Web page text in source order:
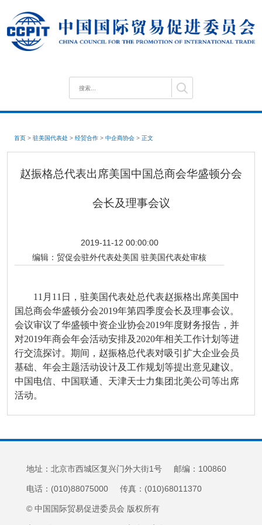
首页 > 驻美国代表处 > 经贸合作 > 中企商协会 > 正文
赵振格总代表出席美国中国总商会华盛顿分会
会长及理事会议
2019-11-12 00:00:00
编辑： 贸促会驻外代表处美国 驻美国代表处审核
11月11日，驻美国代表处总代表赵振格出席美国中
国总商会华盛顿分会2019年第四季度会长及理事会议。
会议审议了华盛顿中资企业协会2019年度财务报告，并
对2019年商会年会活动安排及2020年相关工作计划等进
行交流探讨。期间，赵振格总代表对吸引扩大企业会员
基础、年会主题活动设计及工作规划等提出意见建议。
中国电信、中国联通、天津天士力集团北美公司等出席
活动。
地址：北京市西城区复兴门外大街1号 邮编：100860
电话：(010)88075000 传真：(010)68011370
© 中国国际贸易促进委员会 版权所有